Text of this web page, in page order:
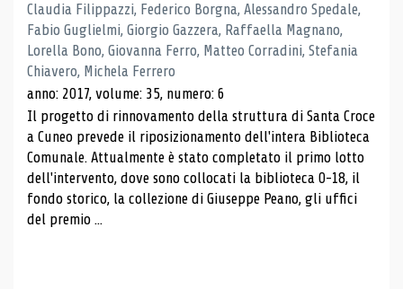
Claudia Filippazzi, Federico Borgna, Alessandro Spedale,
Fabio Guglielmi, Giorgio Gazzera, Raffaella Magnano,
Lorella Bono, Giovanna Ferro, Matteo Corradini, Stefania
Chiavero, Michela Ferrero
anno: 2017, volume: 35, numero: 6
Il progetto di rinnovamento della struttura di Santa Croce
a Cuneo prevede il riposizionamento dell'intera Biblioteca
Comunale. Attualmente è stato completato il primo lotto
dell'intervento, dove sono collocati la biblioteca 0-18, il
fondo storico, la collezione di Giuseppe Peano, gli uffici
del premio ...